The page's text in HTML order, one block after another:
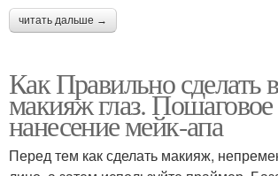
читать дальше →
Как Правильно сделать
макияж глаз. Пошаговое
нанесение мейк-апа
Перед тем как сделать макияж,